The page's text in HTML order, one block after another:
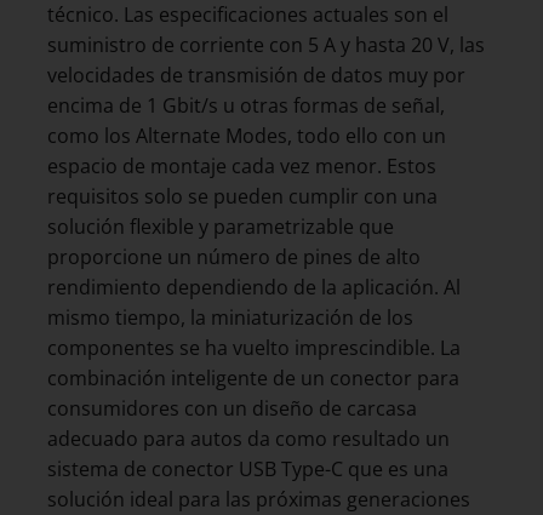
técnico. Las especificaciones actuales son el
suministro de corriente con 5 A y hasta 20 V, las
velocidades de transmisión de datos muy por
encima de 1 Gbit/s u otras formas de señal,
como los Alternate Modes, todo ello con un
espacio de montaje cada vez menor. Estos
requisitos solo se pueden cumplir con una
solución flexible y parametrizable que
proporcione un número de pines de alto
rendimiento dependiendo de la aplicación. Al
mismo tiempo, la miniaturización de los
componentes se ha vuelto imprescindible. La
combinación inteligente de un conector para
consumidores con un diseño de carcasa
adecuado para autos da como resultado un
sistema de conector USB Type-C que es una
solución ideal para las próximas generaciones